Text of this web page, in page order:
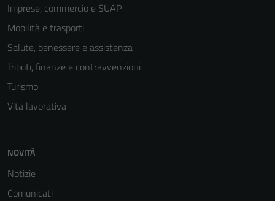
Imprese, commercio e SUAP
Mobilità e trasporti
Salute, benessere e assistenza
Tributi, finanze e contravvenzioni
Turismo
Vita lavorativa
NOVITÀ
Notizie
Comunicati
per il